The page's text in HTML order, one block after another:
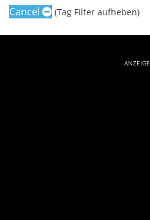
Cancel (Tag Filter aufheben)
ANZEIGE